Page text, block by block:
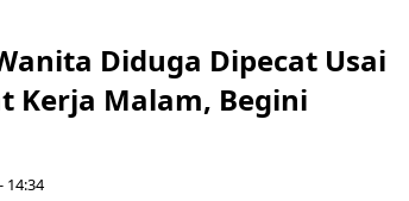
Diduga Dipecat Usai
Kerja Malam, Begini
14:34